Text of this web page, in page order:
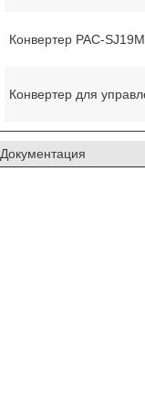
Конвертер PAC-
Конвертер для
Документация